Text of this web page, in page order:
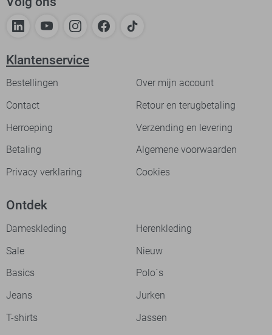
Klantenservice
Bestellingen
Over mijn account
Contact
Retour en terugbetaling
Herroeping
Verzending en levering
Betaling
Algemene voorwaarden
Privacy verklaring
Cookies
Ontdek
Dameskleding
Herenkleding
Sale
Nieuw
Basics
Polo`s
Jeans
Jurken
T-shirts
Jassen